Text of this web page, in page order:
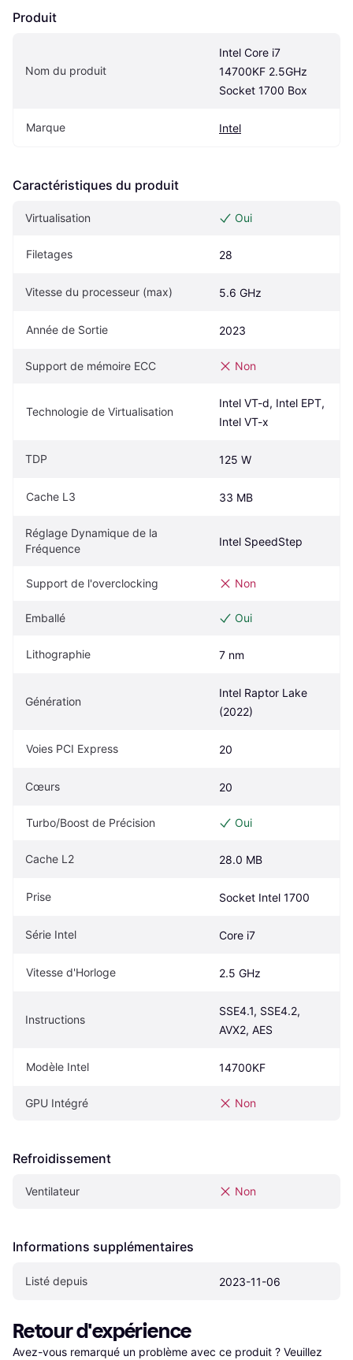
Produit
Nom du produit
Intel Core i7
14700KF 2.5GHz
Socket 1700 Box
Marque Intel
Caractéristiques du produit
Virtualisation Oui
Filetages 28
Vitesse du processeur (max) 5.6 GHz
Année de Sortie 2023
Support de mémoire ECC Non
Technologie de Virtualisation
Intel VT-d, Intel EPT,
Intel VT-x
TDP 125 W
Cache L3 33 MB
Réglage Dynamique de la
Fréquence
Intel SpeedStep
Support de l'overclocking Non
Emballé Oui
Lithographie 7 nm
Génération
Intel Raptor Lake
(2022)
Voies PCI Express 20
Cœurs 20
Turbo/Boost de Précision Oui
Cache L2 28.0 MB
Prise Socket Intel 1700
Série Intel Core i7
Vitesse d'Horloge 2.5 GHz
Instructions
SSE4.1, SSE4.2,
AVX2, AES
Modèle Intel 14700KF
GPU Intégré Non
Refroidissement
Ventilateur Non
Informations supplémentaires
Listé depuis 2023-11-06
Retour d'expérience
Avez-vous remarqué un problème avec ce produit ? Veuillez